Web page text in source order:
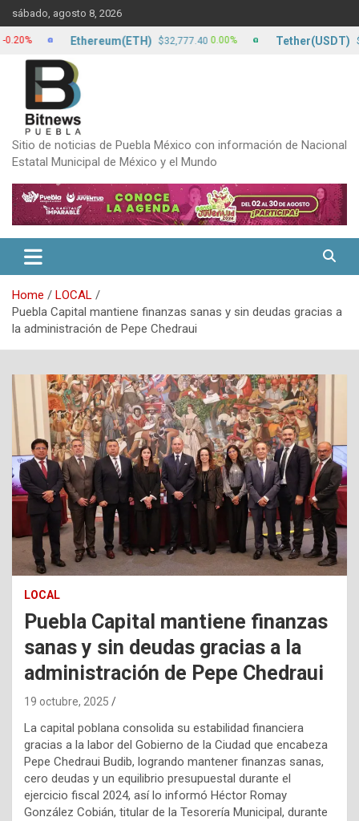
Skip
to
content
sábado, agosto 8, 2026
Sitio de noticias de Puebla México con información de Nacional
Estatal Municipal de México y el Mundo
Home
LOCAL
Puebla Capital mantiene finanzas sanas y sin deudas gracias a
la administración de Pepe Chedraui
LOCAL
Puebla Capital mantiene finanzas
sanas y sin deudas gracias a la
administración de Pepe Chedraui
19 octubre, 2025
La capital poblana consolida su estabilidad financiera
gracias a la labor del Gobierno de la Ciudad que encabeza
Pepe Chedraui Budib, logrando mantener finanzas sanas,
cero deudas y un equilibrio presupuestal durante el
ejercicio fiscal 2024, así lo informó Héctor Romay
González Cobián, titular de la Tesorería Municipal, durante
Ethereum(ETH) $32,777.40 0.00% Tether(USDT) $17.13